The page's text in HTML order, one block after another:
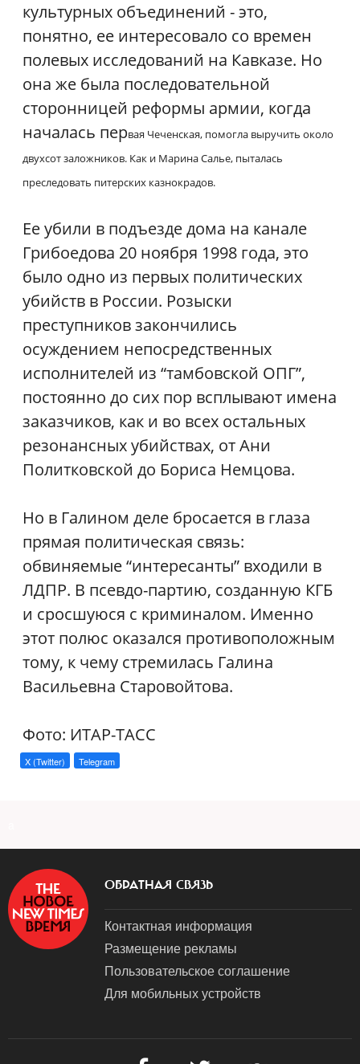
культурных объединений - это,
понятно, ее интересовало со времен
полевых исследований на Кавказе. Но
она же была последовательной
сторонницей реформы армии, когда
началась первая Чеченская, помогла выручить около
двухсот заложников. Как и Марина Салье, пыталась
преследовать питерских казнокрадов.
Ее убили в подъезде дома на канале
Грибоедова 20 ноября 1998 года, это
было одно из первых политических
убийств в России. Розыски
преступников закончились
осуждением непосредственных
исполнителей из “тамбовской ОПГ”,
постоянно до сих пор всплывают имена
заказчиков, как и во всех остальных
резонансных убийствах, от Ани
Политковской до Бориса Немцова.
Но в Галином деле бросается в глаза
прямая политическая связь:
обвиняемые “интересанты” входили в
ЛДПР. В псевдо-партию, созданную КГБ
и сросшуюся с криминалом. Именно
этот полюс оказался противоположным
тому, к чему стремилась Галина
Васильевна Старовойтова.
Фото: ИТАР-ТАСС
X (Twitter) Telegram
ОБРАТНАЯ СВЯЗЬ
Контактная информация
Размещение рекламы
Пользовательское соглашение
Для мобильных устройств